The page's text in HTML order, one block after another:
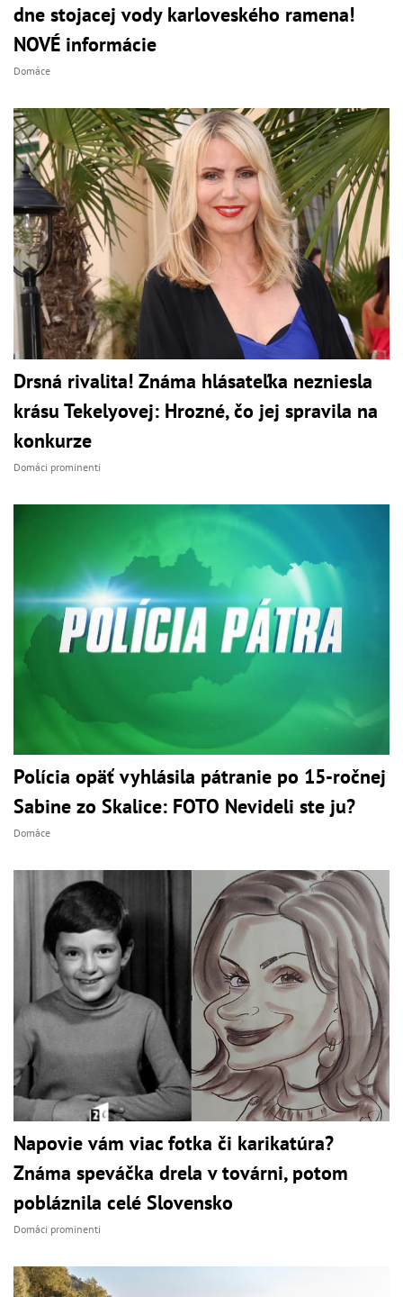
dne stojacej vody karloveského ramena!
NOVÉ informácie
Domáce
Drsná rivalita! Známa hlásateľka nezniesla
krásu Tekelyovej: Hrozné, čo jej spravila na
konkurze
Domáci prominenti
Polícia opäť vyhlásila pátranie po 15-ročnej
Sabine zo Skalice: FOTO Nevideli ste ju?
Domáce
Napovie vám viac fotka či karikatúra?
Známa speváčka drela v továrni, potom
pobláznila celé Slovensko
Domáci prominenti